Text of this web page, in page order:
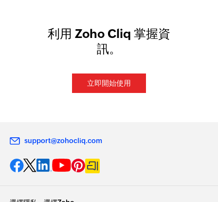
利用 Zoho Cliq 掌握資
訊。
立即開始使用
support@zohocliq.com